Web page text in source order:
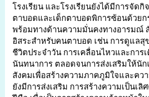
โรงเรียน และโรงเรียนยังได้มีการจัด
ตาบอดและเด็กตาบอดพิการซ้อนด้วยก
พร้อมทางด้านความมั่นคงทางอารมณ์
อิสระสำหรับคนตาบอด เช่น การดูแล
ชีวิตประจำวัน การเคลื่อนไหวและการ
นันทนาการ ตลอดจนการส่งเสริมให้นั
สังคมเพื่อสร้างความภาคภูมิใจและค
ยังมีการส่งเสริม การสร้างความเป็นเ